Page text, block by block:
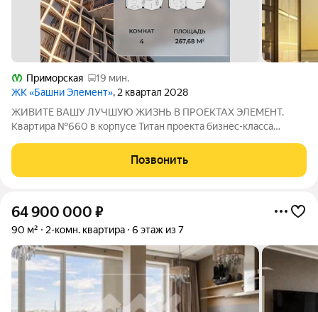
Приморская
19 мин.
ЖК «Башни Элемент», 2 квартал 2028
ЖИВИТЕ ВАШУ ЛУЧШУЮ ЖИЗНЬ В ПРОЕКТАХ ЭЛЕМЕНТ.
Квартира №660 в корпусе Титан проекта бизнес-класса
бизнес-класса на Васильевском острове от девелоперской
Позвонить
64 900 000 ₽
90 м² 2-комн. квартира 6 этаж из 7